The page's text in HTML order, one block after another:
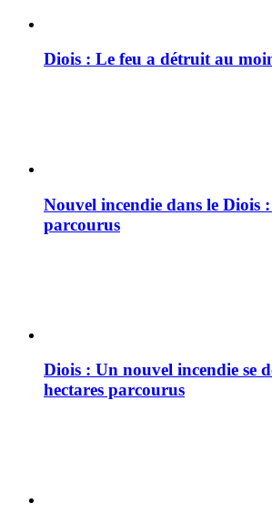
Diois : Le feu a détruit au
Nouvel incendie dans le Diois
parcourus
Diois : Un nouvel incendie se
hectares parcourus